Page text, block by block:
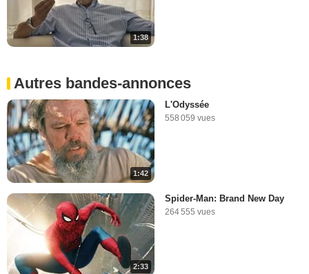
1:38
Autres bandes-annonces
1:42
L'Odyssée
558 059 vues
2:33
Spider-Man: Brand New Day
264 555 vues